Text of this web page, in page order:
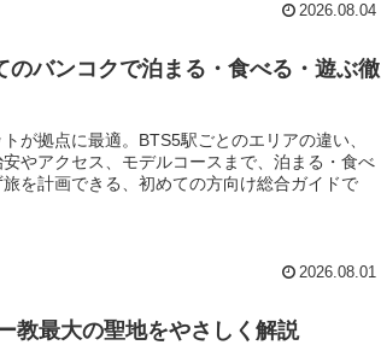
2026.08.04
のバンコクで泊まる・食べる・遊ぶ徹
が拠点に最適。BTS5駅ごとのエリアの違い、
やアクセス、モデルコースまで、泊まる・食べ
を計画できる、初めての方向け総合ガイドで
2026.08.01
教最大の聖地をやさしく解説